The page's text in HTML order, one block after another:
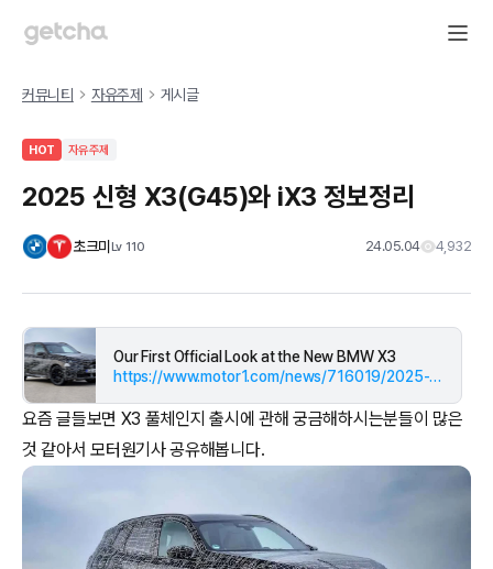
커뮤니티 자유주제 게시글
HOT 자유주제
2025 신형 X3(G45)와 iX3 정보정리
초크미 Lv 110 24.05.04 4,932
Our First Official Look at the New BMW X3
https://www.motor1.com/news/716019/2025-bmw-x3-first-look/
요즘 글들보면 X3 풀체인지 출시에 관해 궁금해하시는분들이 많은
것 같아서 모터원기사 공유해봅니다.